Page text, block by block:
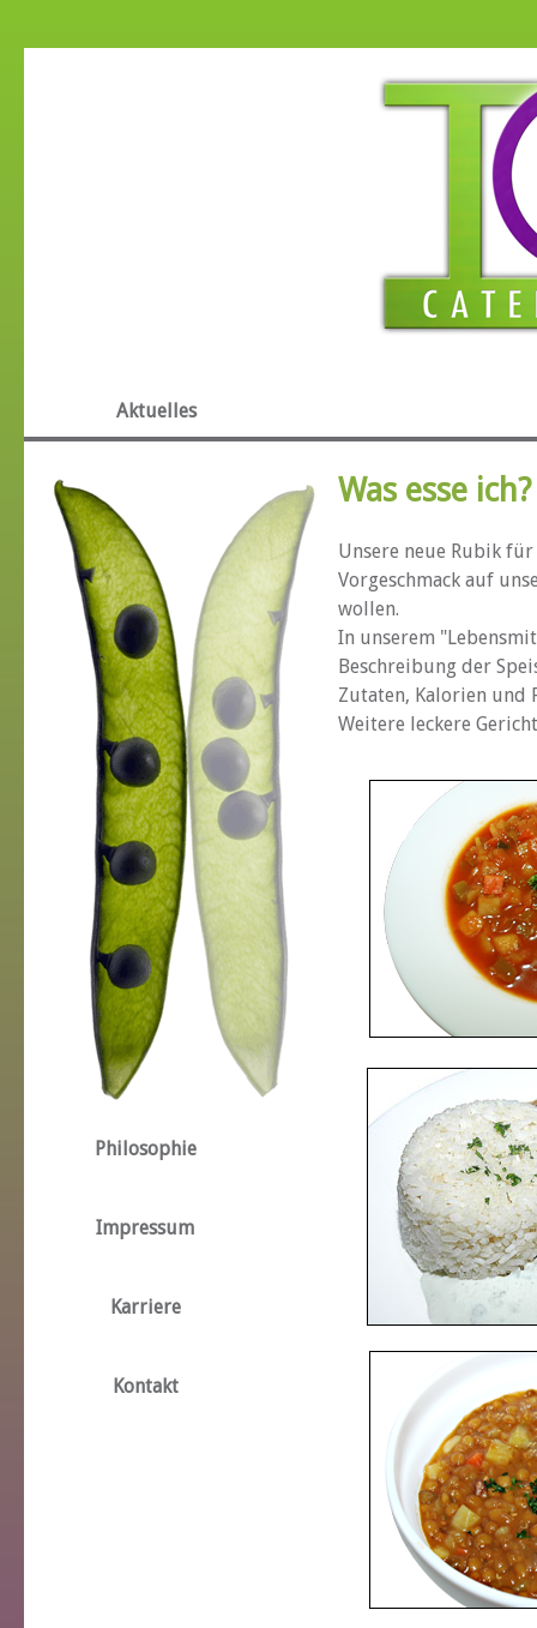
Aktuelles
Philosophie
Impressum
Karriere
Kontakt
Was esse ich?
Unsere neue Rubik
Vorgeschmack auf
wollen.
In unserem
Beschreibung der
Zutaten, Kalorien und
Weitere leckere